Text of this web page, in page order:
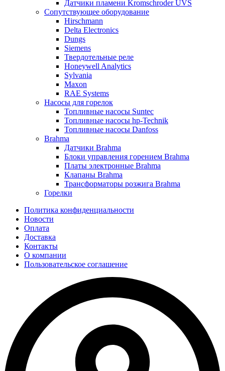
Датчики пламени Kromschroder UVS
Сопутствующее оборудование
Hirschmann
Delta Electronics
Dungs
Siemens
Твердотельные реле
Honeywell Analytics
Sylvania
Maxon
RAE Systems
Насосы для горелок
Топливные насосы Suntec
Топливные насосы hp-Technik
Топливные насосы Danfoss
Brahma
Датчики Brahma
Блоки управления горением Brahma
Платы электронные Brahma
Клапаны Brahma
Трансформаторы розжига Brahma
Горелки
Политика конфиденциальности
Новости
Оплата
Доставка
Контакты
О компании
Пользовательское соглашение